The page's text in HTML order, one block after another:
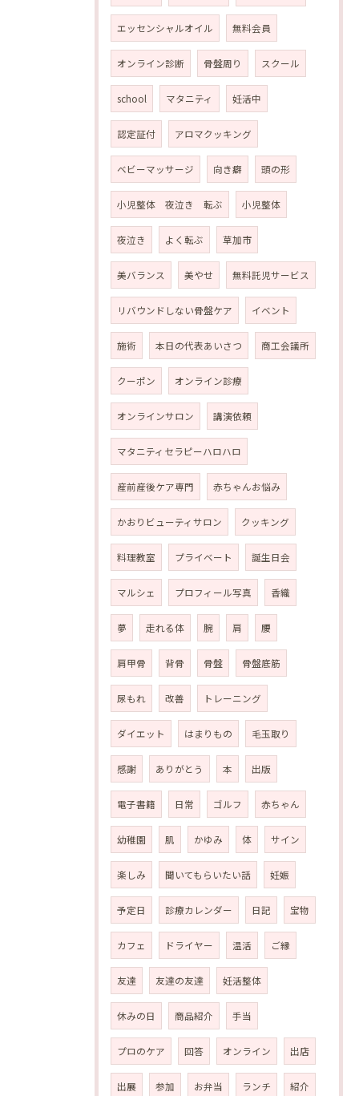
エッセンシャルオイル 無料会員
オンライン診断 骨盤周り スクール
school マタニティ 妊活中
認定証付 アロマクッキング
ベビーマッサージ 向き癖 頭の形
小児整体 夜泣き 転ぶ 小児整体
夜泣き よく転ぶ 草加市
美バランス 美やせ 無料託児サービス
リバウンドしない骨盤ケア イベント
施術 本日の代表あいさつ 商工会議所
クーポン オンライン診療
オンラインサロン 講演依頼
マタニティセラピーハロハロ
産前産後ケア専門 赤ちゃんお悩み
かおりビューティサロン クッキング
料理教室 プライベート 誕生日会
マルシェ プロフィール写真 香織
夢 走れる体 腕 肩 腰
肩甲骨 背骨 骨盤 骨盤底筋
尿もれ 改善 トレーニング
ダイエット はまりもの 毛玉取り
感謝 ありがとう 本 出版
電子書籍 日常 ゴルフ 赤ちゃん
幼稚園 肌 かゆみ 体 サイン
楽しみ 聞いてもらいたい話 妊娠
予定日 診療カレンダー 日記 宝物
カフェ ドライヤー 温活 ご縁
友達 友達の友達 妊活整体
休みの日 商品紹介 手当
プロのケア 回答 オンライン 出店
出展 参加 お弁当 ランチ 紹介